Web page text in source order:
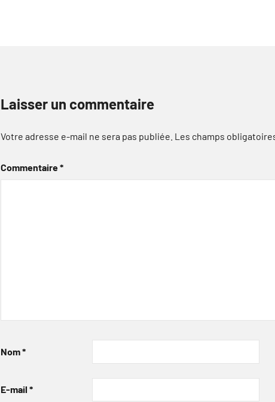
Laisser un commentaire
Votre adresse e-mail ne sera pas publiée. Les champs
Commentaire*
Nom*
E-mail *